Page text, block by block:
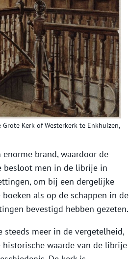
Kerk of Westerkerk te Enkhuizen,
brand, waardoor de
besloot men in de librije in
om bij een dergelijke
als op de schappen in de
bevestigd hebben gezeten.
steeds meer in de vergetelheid,
waarde van de librije